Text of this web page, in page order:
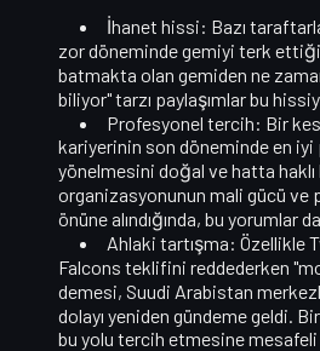
İhanet hissi: Bazı
zor döneminde gemiyi terk
batmakta olan gemiden ne
biliyor" tarzı paylaşımlar bu
Profesyonel tercih: Bir
kariyerinin son döneminde en
yönelmesini doğal ve hatta haklı
organizasyonunun mali gücü ve
önüne alındığında, bu yorumlar
Ahlaki tartışma: Özellikle
Falcons teklifini reddederken
demesi, Suudi Arabistan merkezli
dolayı yeniden gündeme geldi.
bu yolu tercih etmesine mesafeli